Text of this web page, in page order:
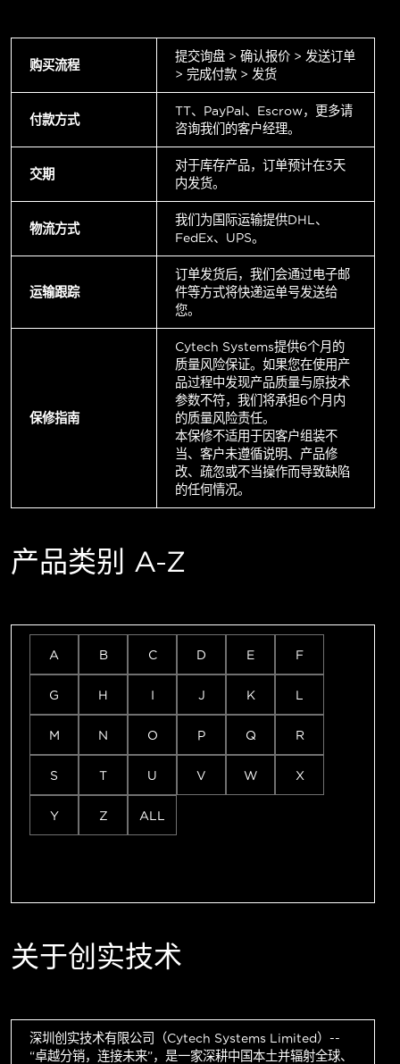
购买流程
提交询盘 > 确认报价 > 发送订单
> 完成付款 > 发货
付款方式
TT、PayPal、Escrow，更多请
咨询我们的客户经理。
交期
对于库存产品，订单预计在3天
内发货。
物流方式
我们为国际运输提供DHL、
FedEx、UPS。
运输跟踪
订单发货后，我们会通过电子邮
件等方式将快递运单号发送给
您。
保修指南
Cytech Systems提供6个月的
质量风险保证。如果您在使用产
品过程中发现产品质量与原技术
参数不符，我们将承担6个月内
的质量风险责任。
本保修不适用于因客户组装不
当、客户未遵循说明、产品修
改、疏忽或不当操作而导致缺陷
的任何情况。
产品类别 A-Z
A B C D E F
G H I J K L
M N O P Q R
S T U V W X
Y Z ALL
关于创实技术
深圳创实技术有限公司（Cytech Systems Limited）--
“卓越分销，连接未来”，是一家深耕中国本土并辐射全球、